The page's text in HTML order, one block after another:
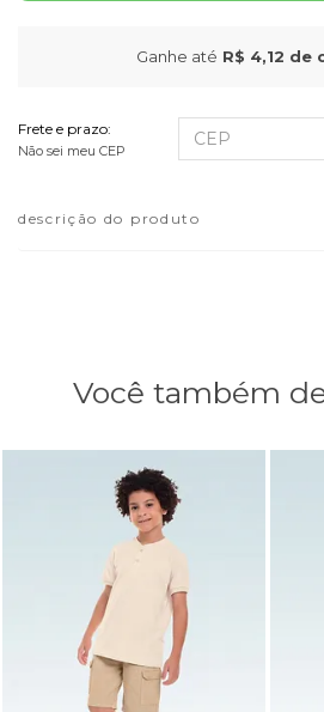
Ganhe até R$ 4,12 de
Frete e prazo:
Não sei meu CEP
descrição do produto
Você também